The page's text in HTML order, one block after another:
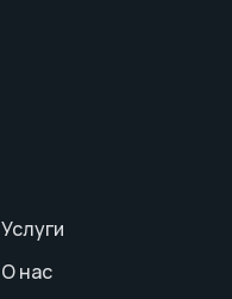
Услуги
О нас